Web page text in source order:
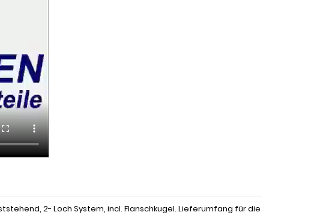
2- Loch System, incl. Flanschkugel. Lieferumfang für die